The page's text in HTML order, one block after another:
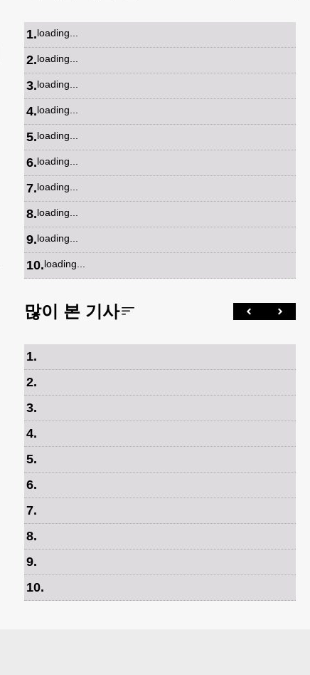
1.loading...
2.loading...
3.loading...
4.loading...
5.loading...
6.loading...
7.loading...
8.loading...
9.loading...
10.loading...
많이 본 기사
1.
2.
3.
4.
5.
6.
7.
8.
9.
10.